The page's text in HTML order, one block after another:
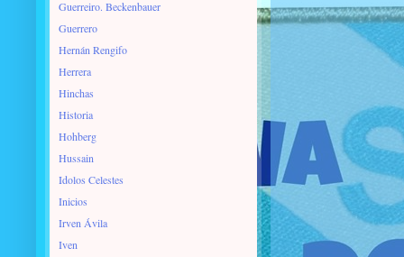
Guerreiro. Beckenbauer
Guerrero
Hernán Rengifo
Herrera
Hinchas
Historia
Hohberg
Hussain
Idolos Celestes
Inicios
Irven Ávila
Iven